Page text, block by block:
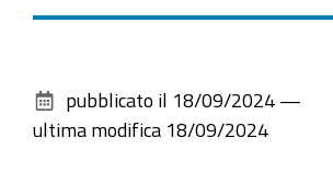
documento
pubblicato il 18/09/2024 —
ultima modifica 18/09/2024